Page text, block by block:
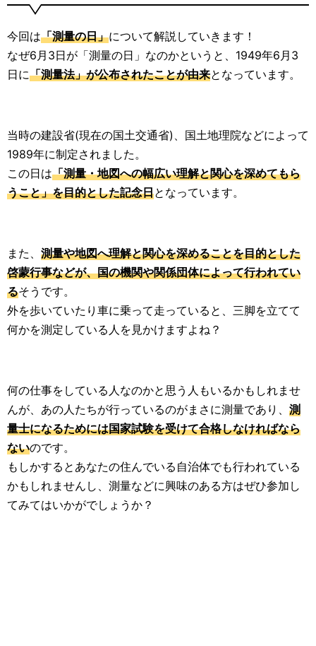
今回は「測量の日」について解説していきます！
なぜ6月3日が「測量の日」なのかというと、1949年6月3
日に「測量法」が公布されたことが由来となっています。
当時の建設省(現在の国土交通省)、国土地理院などによって
1989年に制定されました。
この日は「測量・地図への幅広い理解と関心を深めてもら
うこと」を目的とした記念日となっています。
また、 測量や地図へ理解と関心を深めることを目的とした
啓蒙行事などが、国の機関や関係団体によって行われてい
るそうです。
外を歩いていたり車に乗って走っていると、三脚を立てて
何かを測定している人を見かけますよね？
何の仕事をしている人なのかと思う人もいるかもしれませ
んが、あの人たちが行っているのがまさに測量であり、 測
量士になるためには国家試験を受けて合格しなければなら
ないのです。
もしかするとあなたの住んでいる自治体でも行われている
かもしれませんし、測量などに興味のある方はぜひ参加し
てみてはいかがでしょうか？